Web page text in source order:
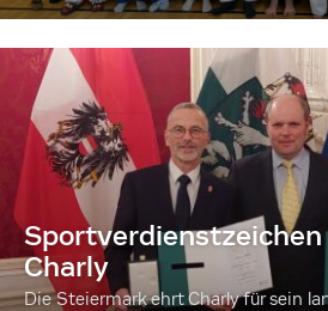
Charly
Die Steiermark ehrt Charly für sein